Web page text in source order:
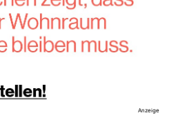
Anzeige